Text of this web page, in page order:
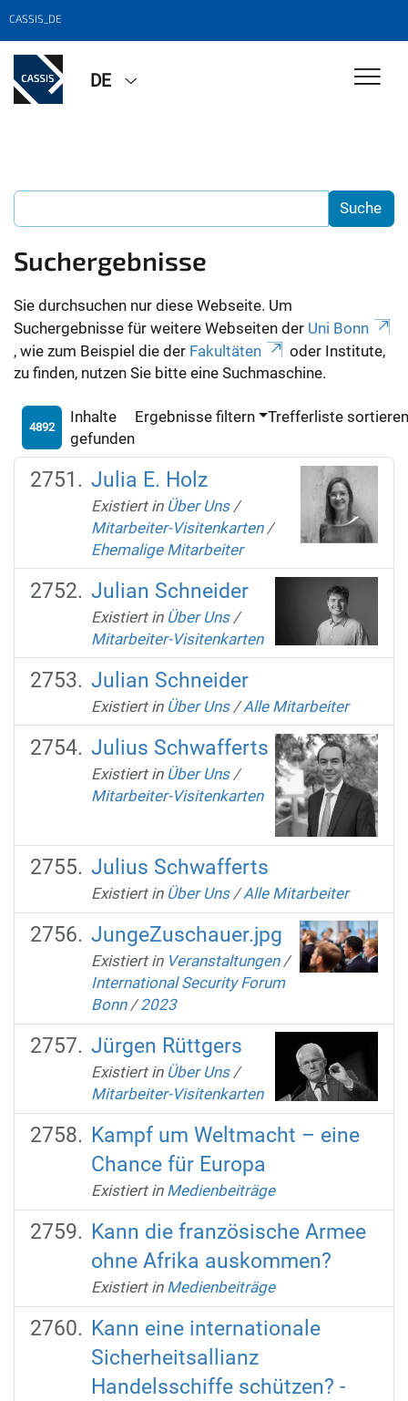
CASSIS_DE
DE
Suchergebnisse
Sie durchsuchen nur diese Webseite. Um
Suchergebnisse für weitere Webseiten der Uni Bonn
, wie zum Beispiel die der Fakultäten
oder Institute,
zu finden, nutzen Sie bitte eine Suchmaschine.
4892
Inhalte
gefunden
Ergebnisse filtern Trefferliste
Julia E. Holz
Existiert in Über Uns /
Mitarbeiter-Visitenkarten /
Ehemalige Mitarbeiter
Julian Schneider
Existiert in Über Uns /
Mitarbeiter-Visitenkarten
Julian Schneider
Existiert in Über Uns /Alle Mitarbeiter
Julius Schwafferts
Existiert in Über Uns /
Mitarbeiter-Visitenkarten
Julius Schwafferts
Existiert in Über Uns /Alle Mitarbeiter
JungeZuschauer.jpg
Existiert in Veranstaltungen /
International Security Forum
Bonn /2023
Jürgen Rüttgers
Existiert in Über Uns /
Mitarbeiter-Visitenkarten
Kampf um Weltmacht – eine
Chance für Europa
Existiert in Medienbeiträge
Kann die französische Armee
ohne Afrika auskommen?
Existiert in Medienbeiträge
Kann eine internationale
Sicherheitsallianz
Handelsschiffe schützen? -